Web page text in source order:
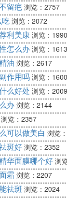
随暖气散发到
把近沸的热水
油滴于热水里
后。以大浴巾
呼吸，维持5-
感冒。
将精油1-3滴滴
：嗅觉十分容
使用才能发挥
）。
留疤 浏览：2757
浏览：2072
利美康 浏览：1990
怎么办 浏览：1613
油 浏览：2617
作用吗 浏览：1600
么好处 浏览：2009
办 浏览：2144
浏览：2357
可以做美白 浏览
斑好 浏览：2352
华面膜哪个好 浏
霜 浏览：2207
祛斑 浏览：2024